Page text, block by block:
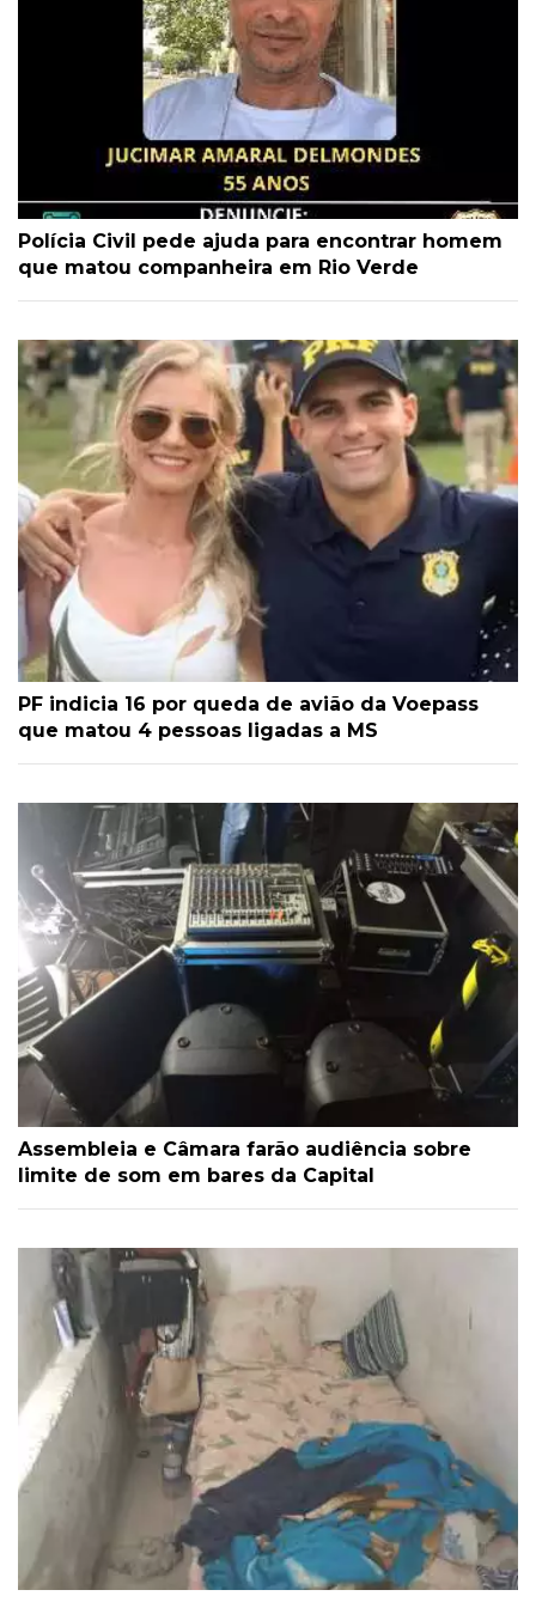
Polícia Civil pede ajuda para encontrar homem
que matou companheira em Rio Verde
PF indicia 16 por queda de avião da Voepass
que matou 4 pessoas ligadas a MS
Assembleia e Câmara farão audiência sobre
limite de som em bares da Capital